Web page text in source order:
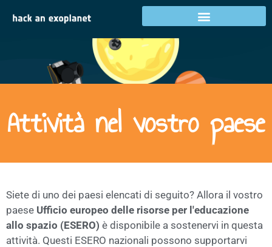
Attività nel vostro paese
Siete di uno dei paesi elencati di seguito? Allora il vostro
paese Ufficio europeo delle risorse per l'educazione
allo spazio (ESERO) è disponibile a sostenervi in questa
attività. Questi ESERO nazionali possono supportarvi